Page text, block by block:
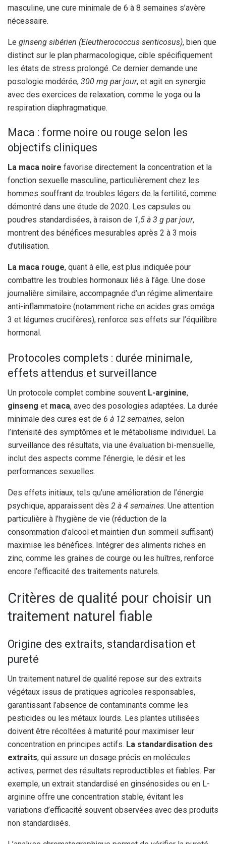
masculine, une cure minimale de 6 à 8 semaines s’avère
nécessaire.
Le ginseng sibérien (Eleutherococcus senticosus), bien que
distinct sur le plan pharmacologique, cible spécifiquement
les états de stress prolongé. Ce dernier demande une
posologie modérée, 300 mg par jour, et agit en synergie
avec des exercices de relaxation, comme le yoga ou la
respiration diaphragmatique.
Maca : forme noire ou rouge selon les
objectifs cliniques
La maca noire favorise directement la concentration et la
fonction sexuelle masculine, particulièrement chez les
hommes souffrant de troubles légers de la fertilité, comme
démontré dans une étude de 2020. Les capsules ou
poudres standardisées, à raison de 1,5 à 3 g par jour,
montrent des bénéfices mesurables après 2 à 3 mois
d’utilisation.
La maca rouge, quant à elle, est plus indiquée pour
combattre les troubles hormonaux liés à l’âge. Une dose
journalière similaire, accompagnée d’un régime alimentaire
anti-inflammatoire (notamment riche en acides gras oméga
3 et légumes crucifères), renforce ses effets sur l’équilibre
hormonal.
Protocoles complets : durée minimale,
effets attendus et surveillance
Un protocole complet combine souvent L-arginine,
ginseng et maca, avec des posologies adaptées. La durée
minimale des cures est de 6 à 12 semaines, selon
l’intensité des symptômes et le métabolisme individuel. La
surveillance des résultats, via une évaluation bi-mensuelle,
inclut des aspects comme l’énergie, le désir et les
performances sexuelles.
Des effets initiaux, tels qu’une amélioration de l’énergie
psychique, apparaissent dès 2 à 4 semaines. Une attention
particulière à l’hygiène de vie (réduction de la
consommation d’alcool et maintien d’un sommeil suffisant)
maximise les bénéfices. Intégrer des aliments riches en
zinc, comme les graines de courge ou les huîtres, renforce
encore l’efficacité des traitements naturels.
Critères de qualité pour choisir un
traitement naturel fiable
Origine des extraits, standardisation et
pureté
Un traitement naturel de qualité repose sur des extraits
végétaux issus de pratiques agricoles responsables,
garantissant l’absence de contaminants comme les
pesticides ou les métaux lourds. Les plantes utilisées
doivent être récoltées à maturité pour maximiser leur
concentration en principes actifs. La standardisation des
extraits, qui assure un dosage précis en molécules
actives, permet des résultats reproductibles et fiables. Par
exemple, un extrait standardisé en ginsénosides ou en L-
arginine offre une concentration stable, évitant les
variations d’efficacité souvent observées avec des produits
non standardisés.